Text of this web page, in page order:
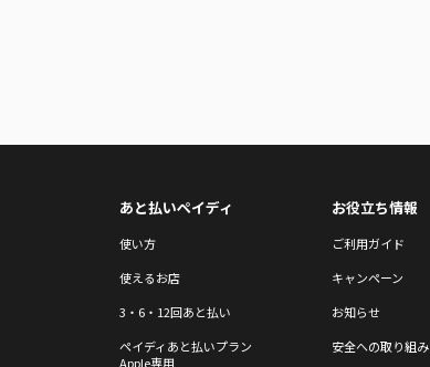
あと払いペイディ
使い方
使えるお店
3・6・12回あと払い
ペイディあと払いプラン
Apple専用
お役立ち情報
ご利用ガイド
キャンペーン
お知らせ
安全への取り組み